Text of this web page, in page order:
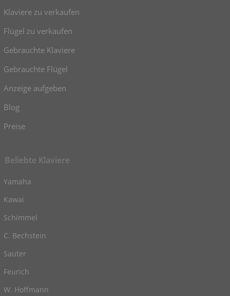
Klaviere zu verkaufen
Flügel zu verkaufen
Gebrauchte Klaviere
Gebrauchte Flügel
Anzeige aufgeben
Blog
Preise
Beliebte Klaviere
Yamaha
Kawai
Schimmel
C. Bechstein
Sauter
Feurich
W. Hoffmann